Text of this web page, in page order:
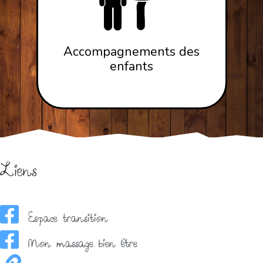
Accompagnements des
enfants
Liens
Espace transition
Mon massage bien être